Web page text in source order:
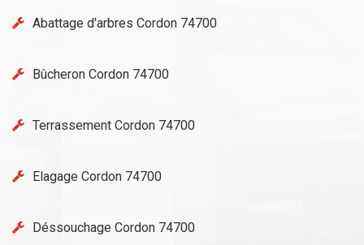
Abattage d'arbres Cordon 74700
Bûcheron Cordon 74700
Terrassement Cordon 74700
Elagage Cordon 74700
Déssouchage Cordon 74700